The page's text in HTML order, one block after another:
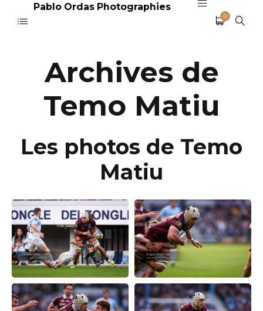
Pablo Ordas Photographies
0
Archives de
Temo Matiu
Les photos de Temo
Matiu